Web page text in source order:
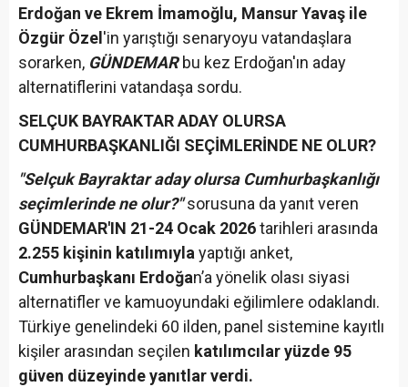
Erdoğan ve Ekrem İmamoğlu, Mansur Yavaş ile
Özgür Özel 'in yarıştığı senaryoyu vatandaşlara
sorarken, GÜNDEMAR bu kez Erdoğan'ın aday
alternatiflerini vatandaşa sordu.
SELÇUK BAYRAKTAR ADAY OLURSA
CUMHURBAŞKANLIĞI SEÇİMLERİNDE NE OLUR?
"Selçuk Bayraktar aday olursa Cumhurbaşkanlığı
seçimlerinde ne olur?"sorusuna da yanıt veren
GÜNDEMAR'IN 21-24 Ocak 2026tarihleri arasında
2.255 kişinin katılımıyla yaptığı anket,
Cumhurbaşkanı Erdoğan’a yönelik olası siyasi
alternatifler ve kamuoyundaki eğilimlere odaklandı.
Türkiye genelindeki 60 ilden, panel sistemine kayıtlı
kişiler arasından seçilen katılımcılar yüzde 95
güven düzeyinde yanıtlar verdi.